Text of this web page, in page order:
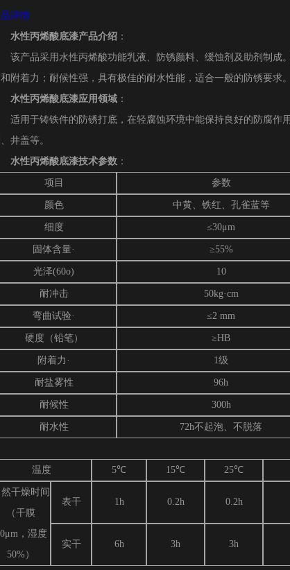
详情
水性丙烯酸底漆产品介绍 ：
该产品采用水性丙烯酸功能乳液、防锈颜料、缓蚀剂及助剂制成
附着力；耐候性强，具有极佳的耐水性能，适合一般的防锈要求。
水性丙烯酸底漆应用领域 ：
适用于铸铁件的防锈打底，在轻腐蚀环境中能保持良好的防腐作
井盖等。
水性丙烯酸底漆技术参数 ：
项目 参数
颜色 中黄、铁红、孔雀蓝等
细度 ≤30μm
固体含量· ≥55%
光泽(60o) 10
耐冲击 50kg·cm
弯曲试验· ≤2 mm
硬度（铅笔） ≥HB
附着力· 1级
耐盐雾性 96h
耐候性 300h
耐水性 72h不起泡、不脱落
温度 5℃ 15℃ 25℃
干燥时间
（干膜
，湿度
50%）
表干 1h 0.2h 0.2h
实干 6h 3h 3h